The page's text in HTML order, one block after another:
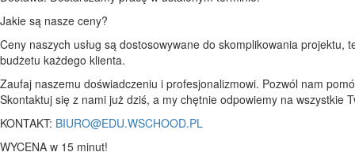
Jakie są nasze ceny?
Ceny naszych usług są dostosowywane do skomplikowania
budżetu każdego klienta.
Zaufaj naszemu doświadczeniu i profesjonalizmowi. Pozwól nam
Skontaktuj się z nami już dziś, a my chętnie odpowiemy na wszystkie
KONTAKT: BIURO@EDU.WSCHOOD.PL
WYCENA w 15 minut!